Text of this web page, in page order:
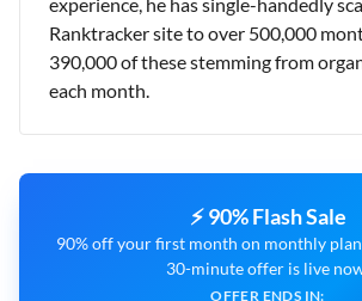
Ranktracker site to over 500,000
390,000 of these stemming from
each month.
⚡ 90% Flash Sale
90% off your first month on monthly
30-minute offer is live
OFFER ENDS IN: